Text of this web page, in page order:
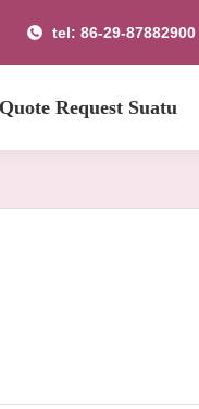
tel: 86-29-87882900
Quote Request Suatu